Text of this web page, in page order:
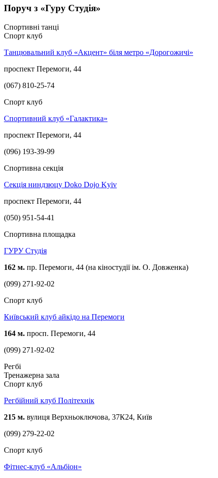
Поруч з «Гуру Студія»
Спортивні танці
Спорт клуб
Танцювальний клуб «Акцент» біля метро «Дорогожичі»
проспект Перемоги, 44
(067) 810-25-74
Спорт клуб
Спортивний клуб «Галактика»
проспект Перемоги, 44
(096) 193-39-99
Спортивна секція
Секція ниндзюцу Doko Dojo Kyiv
проспект Перемоги, 44
(050) 951-54-41
Спортивна площадка
ГУРУ Студія
162 м. пр. Перемоги, 44 (на кіностудії ім. О. Довженка)
(099) 271-92-02
Спорт клуб
Київський клуб айкідо на Перемоги
164 м. просп. Перемоги, 44
(099) 271-92-02
Регбі
Тренажерна зала
Спорт клуб
Регбійний клуб Політехнік
215 м. вулиця Верхньоключова, 37К24, Київ
(099) 279-22-02
Спорт клуб
Фітнес-клуб «Альбіон»